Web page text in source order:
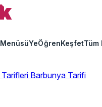
YeÖğrenKeşfetTüm
Barbunya Tarifi